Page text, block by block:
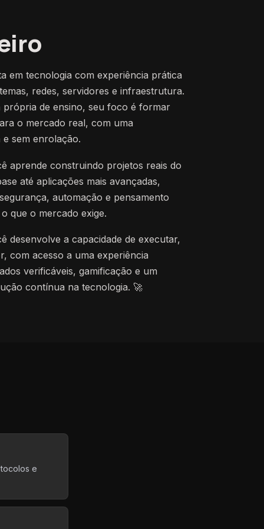
em tecnologia com experiência prática
redes, servidores e infraestrutura.
própria de ensino, seu foco é formar
o mercado real, com uma
sem enrolação.
aprende construindo projetos reais do
até aplicações mais avançadas,
automação e pensamento
que o mercado exige.
desenvolve a capacidade de executar,
com acesso a uma experiência
verificáveis, gamificação e um
contínua na tecnologia. 🚀
e